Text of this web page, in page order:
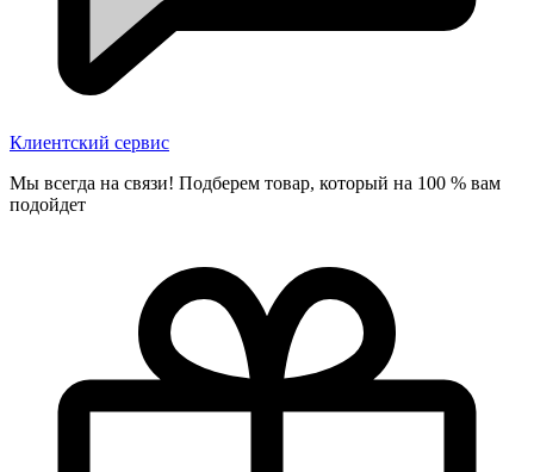
Клиентский сервис
Мы всегда на связи! Подберем товар, который на 100 % вам
подойдет